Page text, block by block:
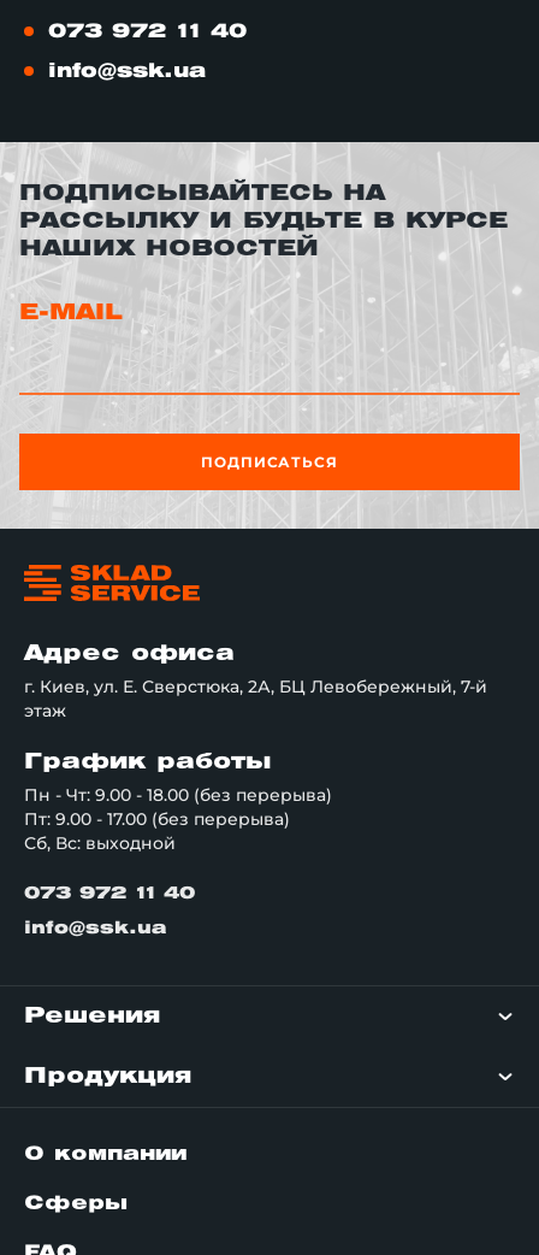
073 972 11 40
info@ssk.ua
ПОДПИСЫВАЙТЕСЬ НА
РАССЫЛКУ И БУДЬТЕ В КУРСЕ
НАШИХ НОВОСТЕЙ
E-MAIL
ПОДПИСАТЬСЯ
Адрес офиса
г. Киев, ул. Е. Сверстюка, 2А, БЦ Левобережный, 7-й
этаж
График работы
Пн - Чт: 9.00 - 18.00 (без перерыва)
Пт: 9.00 - 17.00 (без перерыва)
Сб, Вс: выходной
073 972 11 40
info@ssk.ua
Решения
Продукция
О компании
Сферы